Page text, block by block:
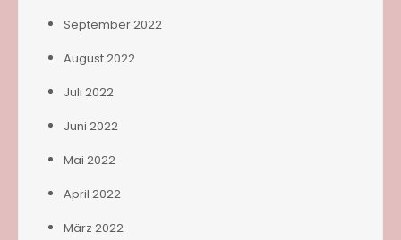
September 2022
August 2022
Juli 2022
Juni 2022
Mai 2022
April 2022
März 2022